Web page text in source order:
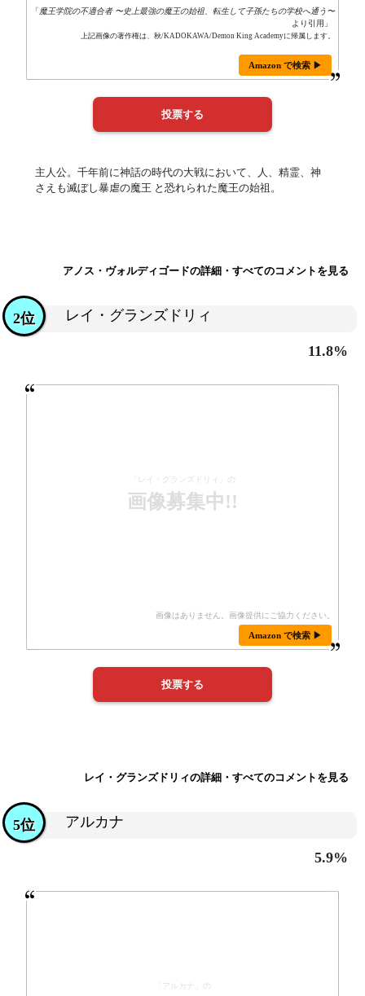
「魔王学院の不適合者 〜史上最強の魔王の始祖、転生して子孫たちの学校へ通う〜
より引用」
上記画像の著作権は、秋/KADOKAWA/Demon King Academyに帰属します。
Amazon で検索 ▶
主人公。千年前に神話の時代の大戦において、人、精霊、神
さえも滅ぼし暴虐の魔王 と恐れられた魔王の始祖。
アノス・ヴォルディゴードの詳細・すべてのコメントを見る
レイ・グランズドリィ
2位
11.8%
「レイ・グランズドリィ」の
画像募集中!!
Amazon で検索 ▶
レイ・グランズドリィの詳細・すべてのコメントを見る
アルカナ
5位
5.9%
「アルカナ」の